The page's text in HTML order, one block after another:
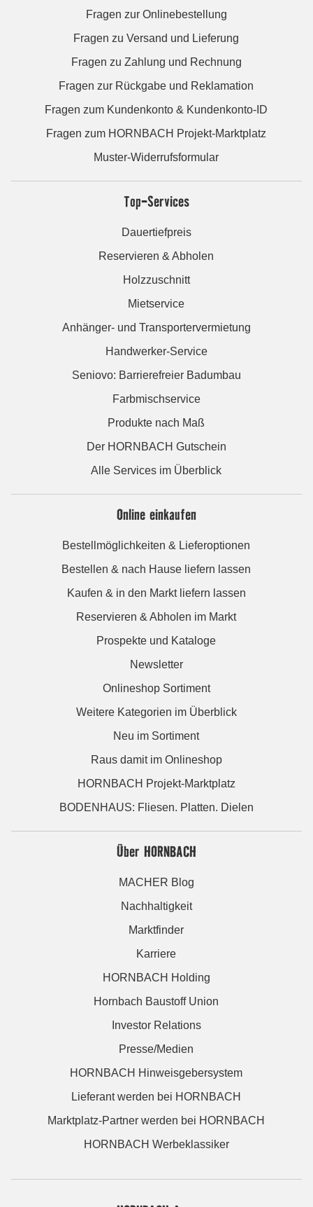
Fragen zur Onlinebestellung
Fragen zu Versand und Lieferung
Fragen zu Zahlung und Rechnung
Fragen zur Rückgabe und Reklamation
Fragen zum Kundenkonto & Kundenkonto-ID
Fragen zum HORNBACH Projekt-Marktplatz
Muster-Widerrufsformular
Top-Services
Dauertiefpreis
Reservieren & Abholen
Holzzuschnitt
Mietservice
Anhänger- und Transportervermietung
Handwerker-Service
Seniovo: Barrierefreier Badumbau
Farbmischservice
Produkte nach Maß
Der HORNBACH Gutschein
Alle Services im Überblick
Online einkaufen
Bestellmöglichkeiten & Lieferoptionen
Bestellen & nach Hause liefern lassen
Kaufen & in den Markt liefern lassen
Reservieren & Abholen im Markt
Prospekte und Kataloge
Newsletter
Onlineshop Sortiment
Weitere Kategorien im Überblick
Neu im Sortiment
Raus damit im Onlineshop
HORNBACH Projekt-Marktplatz
BODENHAUS: Fliesen. Platten. Dielen
Über HORNBACH
MACHER Blog
Nachhaltigkeit
Marktfinder
Karriere
HORNBACH Holding
Hornbach Baustoff Union
Investor Relations
Presse/Medien
HORNBACH Hinweisgebersystem
Lieferant werden bei HORNBACH
Marktplatz-Partner werden bei HORNBACH
HORNBACH Werbeklassiker